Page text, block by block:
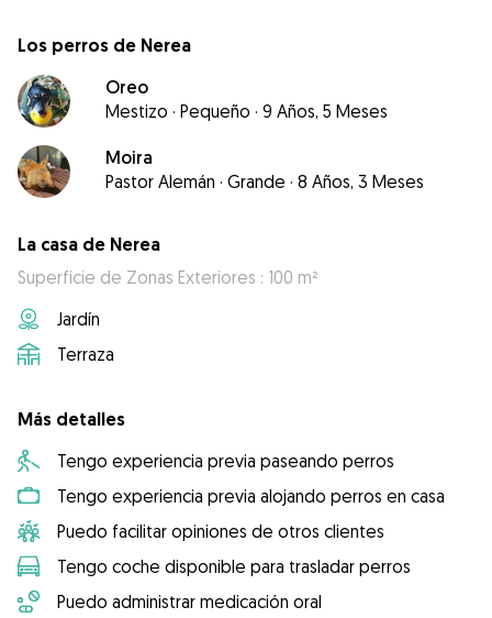
Los perros de Nerea
Oreo
Mestizo · Pequeño · 9 Años, 5 Meses
Moira
Pastor Alemán · Grande · 8 Años, 3 Meses
La casa de Nerea
Superficie de Zonas Exteriores : 100 m²
Jardín
Terraza
Más detalles
Tengo experiencia previa paseando perros
Tengo experiencia previa alojando perros en casa
Puedo facilitar opiniones de otros clientes
Tengo coche disponible para trasladar perros
Puedo administrar medicación oral